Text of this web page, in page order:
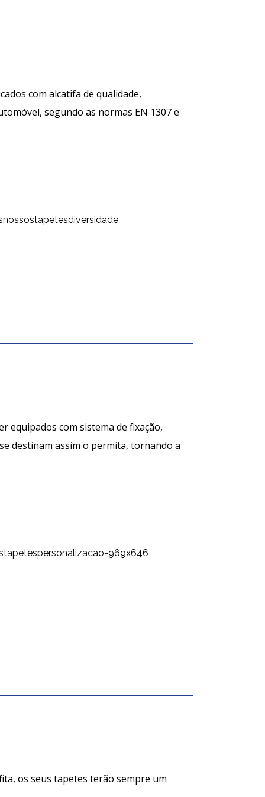
com alcatifa de qualidade,
segundo as normas EN 1307 e
equipados com sistema de fixação,
destinam assim o permita, tornando a
os seus tapetes terão sempre um